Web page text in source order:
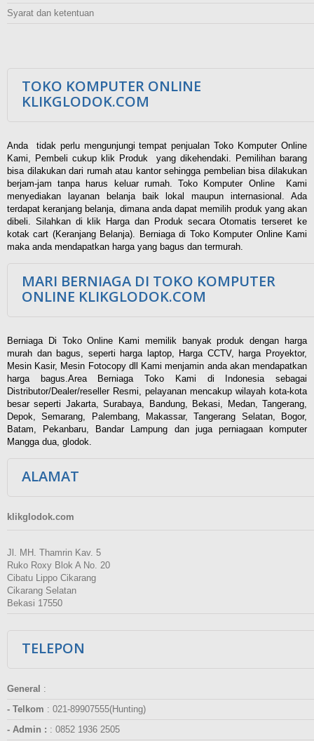
Syarat dan ketentuan
TOKO KOMPUTER ONLINE
KLIKGLODOK.COM
Anda tidak perlu mengunjungi tempat penjualan Toko Komputer Online
Kami, Pembeli cukup klik Produk yang dikehendaki. Pemilihan barang
bisa dilakukan dari rumah atau kantor sehingga pembelian bisa dilakukan
berjam-jam tanpa harus keluar rumah. Toko Komputer Online Kami
menyediakan layanan belanja baik lokal maupun internasional. Ada
terdapat keranjang belanja, dimana anda dapat memilih produk yang akan
dibeli. Silahkan di klik Harga dan Produk secara Otomatis terseret ke
kotak cart (Keranjang Belanja). Berniaga di Toko Komputer Online Kami
maka anda mendapatkan harga yang bagus dan termurah.
MARI BERNIAGA DI TOKO KOMPUTER
ONLINE KLIKGLODOK.COM
Berniaga Di Toko Online Kami memilik banyak produk dengan harga
murah dan bagus, seperti harga laptop, Harga CCTV, harga Proyektor,
Mesin Kasir, Mesin Fotocopy dll Kami menjamin anda akan mendapatkan
harga bagus.Area Berniaga Toko Kami di Indonesia sebagai
Distributor/Dealer/reseller Resmi, pelayanan mencakup wilayah kota-kota
besar seperti Jakarta, Surabaya, Bandung, Bekasi, Medan, Tangerang,
Depok, Semarang, Palembang, Makassar, Tangerang Selatan, Bogor,
Batam, Pekanbaru, Bandar Lampung dan juga perniagaan komputer
Mangga dua, glodok.
ALAMAT
klikglodok.com
Jl. MH. Thamrin Kav. 5
Ruko Roxy Blok A No. 20
Cibatu Lippo Cikarang
Cikarang Selatan
Bekasi 17550
TELEPON
General :
- Telkom : 021-89907555(Hunting)
- Admin : : 0852 1936 2505